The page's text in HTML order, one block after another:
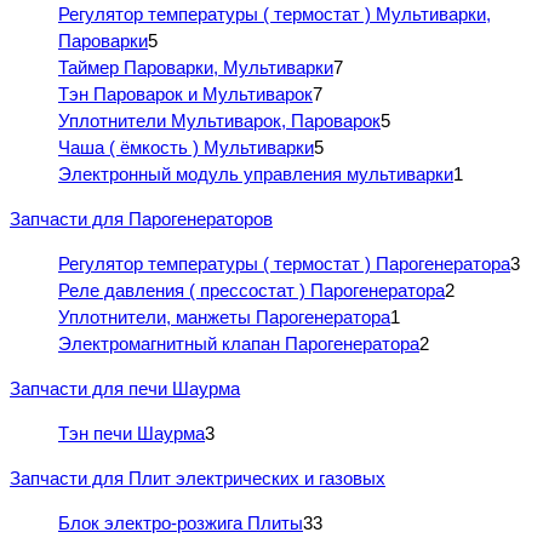
Регулятор температуры ( термостат ) Мультиварки,
Пароварки5
Таймер Пароварки, Мультиварки7
Тэн Пароварок и Мультиварок7
Уплотнители Мультиварок, Пароварок5
Чаша ( ёмкость ) Мультиварки5
Электронный модуль управления мультиварки1
Запчасти для Парогенераторов
Регулятор температуры ( термостат ) Парогенератора3
Реле давления ( прессостат ) Парогенератора2
Уплотнители, манжеты Парогенератора1
Электромагнитный клапан Парогенератора2
Запчасти для печи Шаурма
Тэн печи Шаурма3
Запчасти для Плит электрических и газовых
Блок электро-розжига Плиты33